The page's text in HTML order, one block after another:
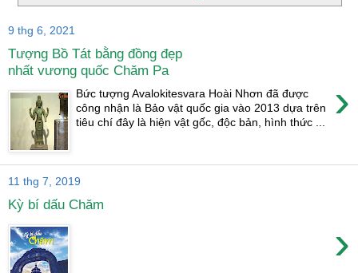
9 thg 6, 2021
Tượng Bồ Tát bằng đồng đẹp
nhất vương quốc Chăm Pa
›
Bức tượng Avalokitesvara Hoài Nhơn đã được
công nhận là Bảo vật quốc gia vào 2013 dựa trên
tiêu chí đây là hiện vật gốc, độc bản, hình thức ...
11 thg 7, 2019
Kỳ bí dấu Chăm
›